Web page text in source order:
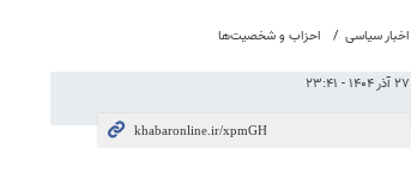
اخبار سیاسی احزاب و شخصیت‌ها
۲۷ آذر ۱۴۰۴ - ۲۳:۴۱